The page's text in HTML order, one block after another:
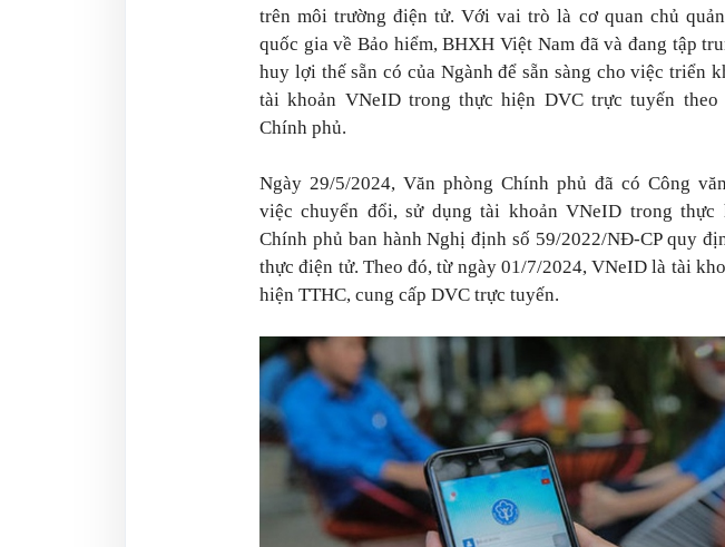
trên môi trường điện tử. Với vai trò là cơ quan chủ
quốc gia về Bảo hiểm, BHXH Việt Nam đã và đang tập
huy lợi thế sẵn có của Ngành để sẵn sàng cho việc triển
tài khoản VNeID trong thực hiện DVC trực tuyến
Chính phủ.
Ngày 29/5/2024, Văn phòng Chính phủ đã có Công
việc chuyển đổi, sử dụng tài khoản VNeID trong thực
Chính phủ ban hành Nghị định số 59/2022/NĐ-CP quy
thực điện tử. Theo đó, từ ngày 01/7/2024, VNeID là tài
hiện TTHC, cung cấp DVC trực tuyến.